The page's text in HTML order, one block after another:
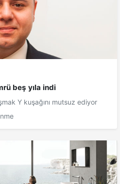
beş yıla indi
Y kuşağını mutsuz ediyor